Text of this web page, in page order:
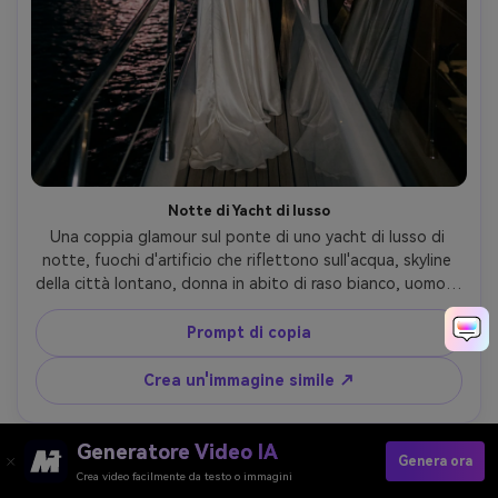
Notte di Yacht di lusso
Una coppia glamour sul ponte di uno yacht di lusso di
notte, fuochi d'artificio che riflettono sull'acqua, skyline
della città lontano, donna in abito di raso bianco, uomo in
abito su misura, luce chiave morbida e luce sottile del
cerchio, scattato su Sony A7S III, 85mm f/1.4, cornice a
mezzo corpo, classificazione cinematografica dei colori,
dettaglio fotorealistico- -ar 4:5
Prompt di copia
Crea un'immagine simile ↗
Generatore Video IA
Crea video facilmente da testo o immagini
Genera ora